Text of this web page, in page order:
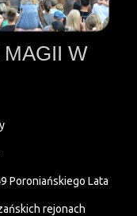
W
Poroniańskiego Lata
rejonach